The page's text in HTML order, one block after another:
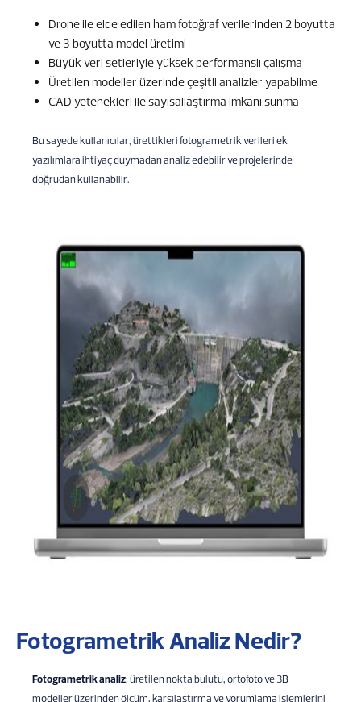
Drone ile elde edilen ham fotoğraf verilerinden 2 boyutta
ve 3 boyutta model üretimi
Büyük veri setleriyle yüksek performanslı çalışma
Üretilen modeller üzerinde çeşitli analizler yapabilme
CAD yetenekleri ile sayısallaştırma imkanı sunma
Bu sayede kullanıcılar, ürettikleri fotogrametrik verileri ek
yazılımlara ihtiyaç duymadan analiz edebilir ve projelerinde
doğrudan kullanabilir.
Fotogrametrik Analiz Nedir?
Fotogrametrik analiz; üretilen nokta bulutu, ortofoto ve 3B
modeller üzerinden ölçüm, karşılaştırma ve yorumlama işlemlerini